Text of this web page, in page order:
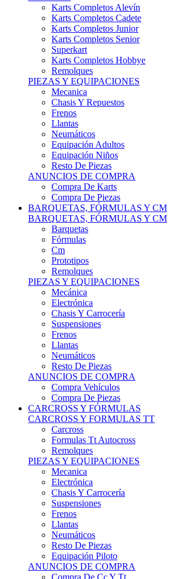
Karts Completos Alevín
Karts Completos Cadete
Karts Completos Junior
Karts Completos Senior
Superkart
Karts Completos Hobbye
Remolques
PIEZAS Y EQUIPACIONES
Mecanica
Chasis Y Repuestos
Frenos
Llantas
Neumáticos
Equipación Adultos
Equipación Niños
Resto De Piezas
ANUNCIOS DE COMPRA
Compra De Karts
Compra De Piezas
BARQUETAS, FÓRMULAS Y CM
BARQUETAS, FÓRMULAS Y CM
Barquetas
Fórmulas
Cm
Prototipos
Remolques
PIEZAS Y EQUIPACIONES
Mecánica
Electrónica
Chasis Y Carrocería
Suspensiones
Frenos
Llantas
Neumáticos
Resto De Piezas
ANUNCIOS DE COMPRA
Compra Vehículos
Compra De Piezas
CARCROSS Y FÓRMULAS
CARCROSS Y FORMULAS TT
Carcross
Formulas Tt Autocross
Remolques
PIEZAS Y EQUIPACIONES
Mecanica
Electrónica
Chasis Y Carrocería
Suspensiones
Frenos
Llantas
Neumáticos
Resto De Piezas
Equipación Piloto
ANUNCIOS DE COMPRA
Compra De Cc Y Tt